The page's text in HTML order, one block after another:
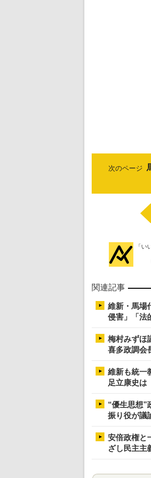
次のページ
「
関連記事
維新・馬場
侵害」「法
梅村みずほ
喜多政調会
維新も統一
足立康史は
“優生思想”
振り役が議
安倍政権と
ざし民主主